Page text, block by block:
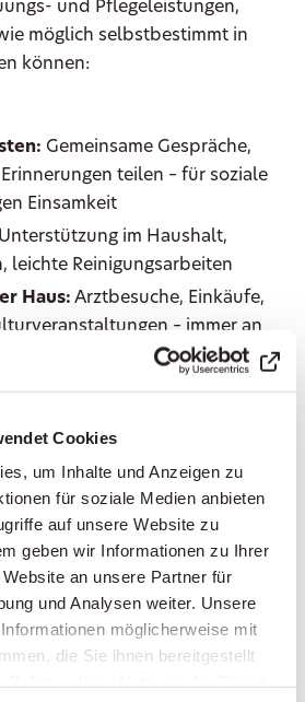
Cookies
um Inhalte und Anzeigen zu
für soziale Medien anbieten
auf unsere Website zu
geben wir Informationen zu Ihrer
an unsere Partner für
und Analysen weiter. Unsere
möglicherweise mit
die Sie ihnen bereitgestellt
und Pflegeleistungen,
möglich selbstbestimmt in
können:
Gemeinsame Gespräche,
teilen – für soziale
Einsamkeit
Unterstützung im Haushalt,
leichte Reinigungsarbeiten
Haus: Arztbesuche, Einkäufe,
– immer an
zubereiten:Frische,
bei der
An- und Auskleiden, Hilfe bei
zum richtigen Zeitpunkt
oder Parkinson:
Begleitung bei
Einschränkungen